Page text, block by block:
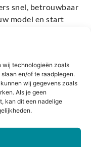
wij technologieën zoals
en/of te raadplegen.
wij gegevens zoals
Als je geen
kan dit een nadelige
snel, betrouwbaar
model en start